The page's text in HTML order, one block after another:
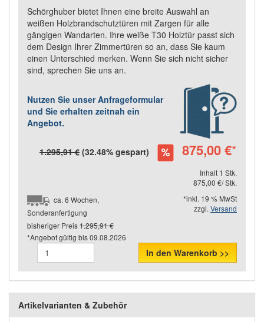
Schörghuber bietet Ihnen eine breite Auswahl an
weißen Holzbrandschutztüren mit Zargen für alle
gängigen Wandarten. Ihre weiße T30 Holztür passt sich
dem Design Ihrer Zimmertüren so an, dass Sie kaum
einen Unterschied merken. Wenn Sie sich nicht sicher
sind, sprechen Sie uns an.
Nutzen Sie unser Anfrageformular
und Sie erhalten zeitnah ein
Angebot.
1.295,91 € (32.48% gespart) 875,00 €*
Inhalt 1 Stk.
875,00 €/ Stk.
ca. 6 Wochen,
Sonderanfertigung
*inkl. 19 % MwSt
zzgl. Versand
bisheriger Preis1.295,91 €
*Angebot gültig bis09.08.2026
In den Warenkorb >>
Artikelvarianten & Zubehör